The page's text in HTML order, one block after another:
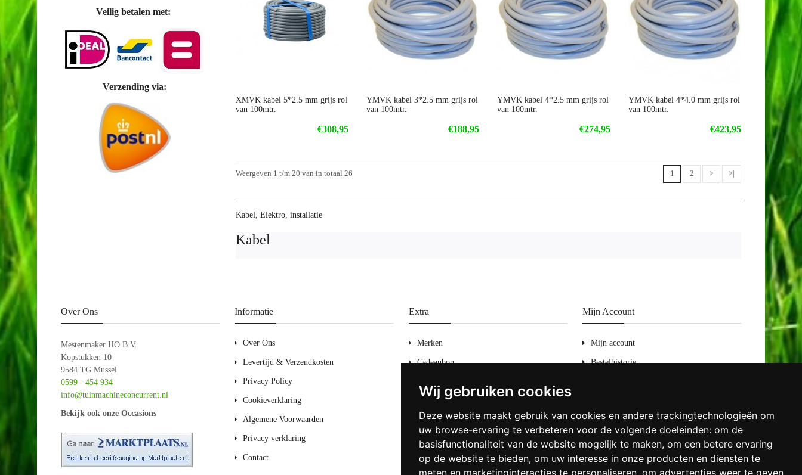
Wij gebruiken cookies
Deze website maakt gebruik van cookies en andere trackingtechnologieën om
uw browse-ervaring te verbeteren voor de volgende doeleinden: om de
basisfunctionaliteit van de website mogelijk te maken, om een betere ervaring
op de website te bieden, om uw interesse in onze producten en diensten te
meten en marketinginteracties te personaliseren om advertenties weer te geven
Veilig betalen met:
Verzending via:
XMVK kabel 5*2.5 mm grijs rol
van 100mtr.
€308,95
YMVK kabel 3*2.5 mm grijs rol
van 100mtr.
€188,95
YMVK kabel 4*2.5 mm grijs rol
van 100mtr.
€274,95
YMVK kabel 4*4.0 mm grijs rol
van 100mtr.
€423,95
Weergeven 1 t/m 20 van in totaal 26 1 2 > >|
Kabel, Elektro, installatie
Kabel
Over Ons
Mestenmaker HO B.V.
Kopstukken 10
9584 TG Mussel
0599 - 454 934
info@tuinmachineconcurrent.nl
Bekijk ook onze Occasions
Informatie
Over Ons
Levertijd & Verzendkosten
Privacy Policy
Cookieverklaring
Algemene Voorwaarden
Privacy verklaring
Contact
Extra
Merken
Cadeaubon
Sitemap
Mijn Account
Mijn account
Bestelhistorie
Nieuwsbrief